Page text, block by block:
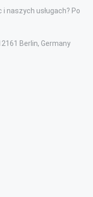
naszych usługach? Po
Berlin, Germany